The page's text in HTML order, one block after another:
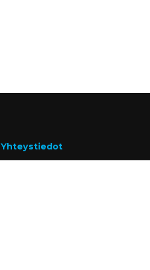
Yhteystiedot